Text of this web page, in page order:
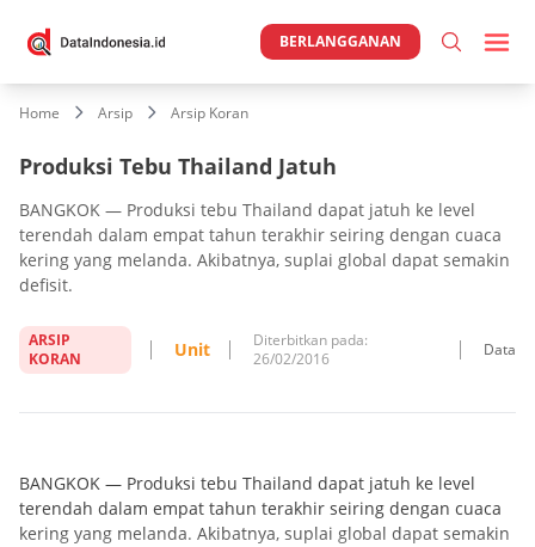
BERLANGGANAN
Home Arsip Arsip Koran
Produksi Tebu Thailand Jatuh
BANGKOK — Produksi tebu Thailand dapat jatuh ke level
terendah dalam empat tahun terakhir seiring dengan cuaca
kering yang melanda. Akibatnya, suplai global dapat semakin
defisit.
ARSIP
KORAN
Unit
Diterbitkan pada:
26/02/2016
Data
BANGKOK — Produksi tebu Thailand dapat jatuh ke level
terendah dalam empat tahun terakhir seiring dengan cuaca
kering yang melanda. Akibatnya, suplai global dapat semakin